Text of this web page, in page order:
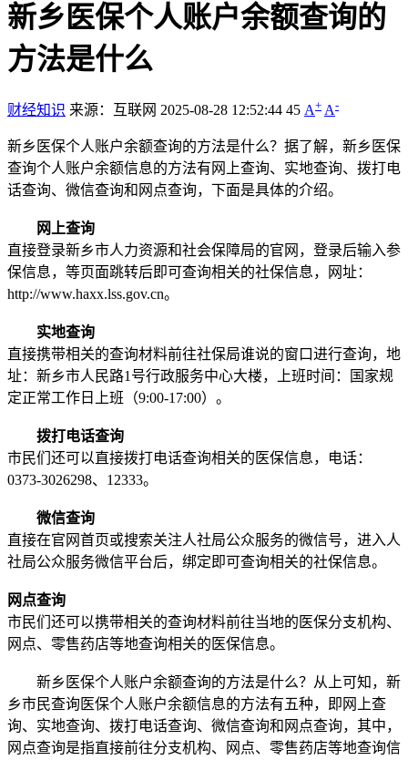
新乡医保个人账户余额查询的
方法是什么
财经知识 来源：互联网 2025-08-28 12:52:44 45 A+ A-
新乡医保个人账户余额查询的方法是什么？据了解，新乡医保
查询个人账户余额信息的方法有网上查询、实地查询、拨打电
话查询、微信查询和网点查询，下面是具体的介绍。
网上查询
直接登录新乡市人力资源和社会保障局的官网，登录后输入参
保信息，等页面跳转后即可查询相关的社保信息，网址：
http://www.haxx.lss.gov.cn。
实地查询
直接携带相关的查询材料前往社保局谁说的窗口进行查询，地
址：新乡市人民路1号行政服务中心大楼，上班时间：国家规
定正常工作日上班（9:00-17:00）。
拨打电话查询
市民们还可以直接拨打电话查询相关的医保信息，电话：
0373-3026298、12333。
微信查询
直接在官网首页或搜索关注人社局公众服务的微信号，进入人
社局公众服务微信平台后，绑定即可查询相关的社保信息。
网点查询
市民们还可以携带相关的查询材料前往当地的医保分支机构、
网点、零售药店等地查询相关的医保信息。
新乡医保个人账户余额查询的方法是什么？从上可知，新
乡市民查询医保个人账户余额信息的方法有五种，即网上查
询、实地查询、拨打电话查询、微信查询和网点查询，其中，
网点查询是指直接前往分支机构、网点、零售药店等地查询信